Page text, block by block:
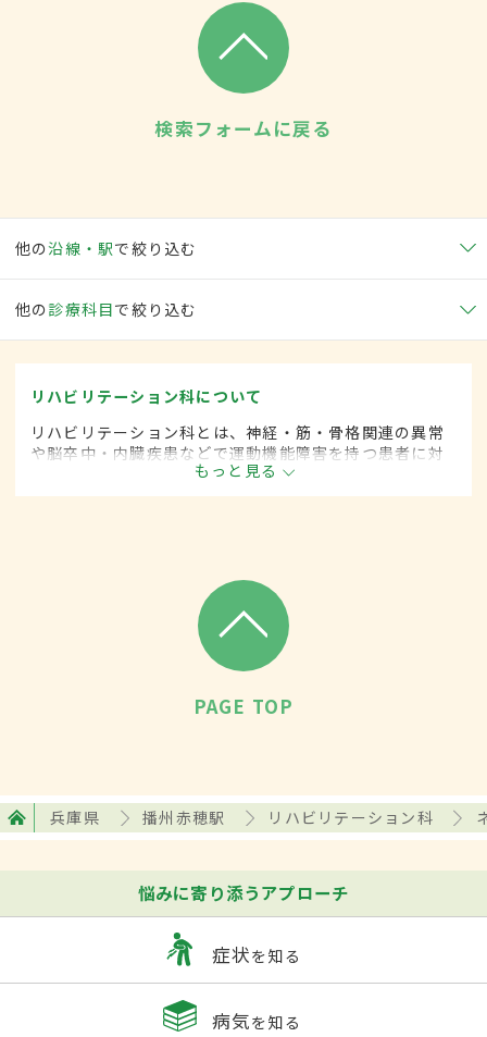
検索フォームに戻る
他の沿線・駅で絞り込む
他の 診療科目で絞り込む
リハビリテーション科について
リハビリテーション科とは、神経・筋・骨格関連の異常
や脳卒中・内臓疾患などで運動機能障害を持つ患者に対
して、失われた機能の回復や残存能力の維持を目的とし
て、診断・治療します。
もっと見る
PAGE TOP
兵庫県 播州赤穂駅 リハビリテーション科
悩みに寄り添うアプローチ
症状を知る
病気を知る